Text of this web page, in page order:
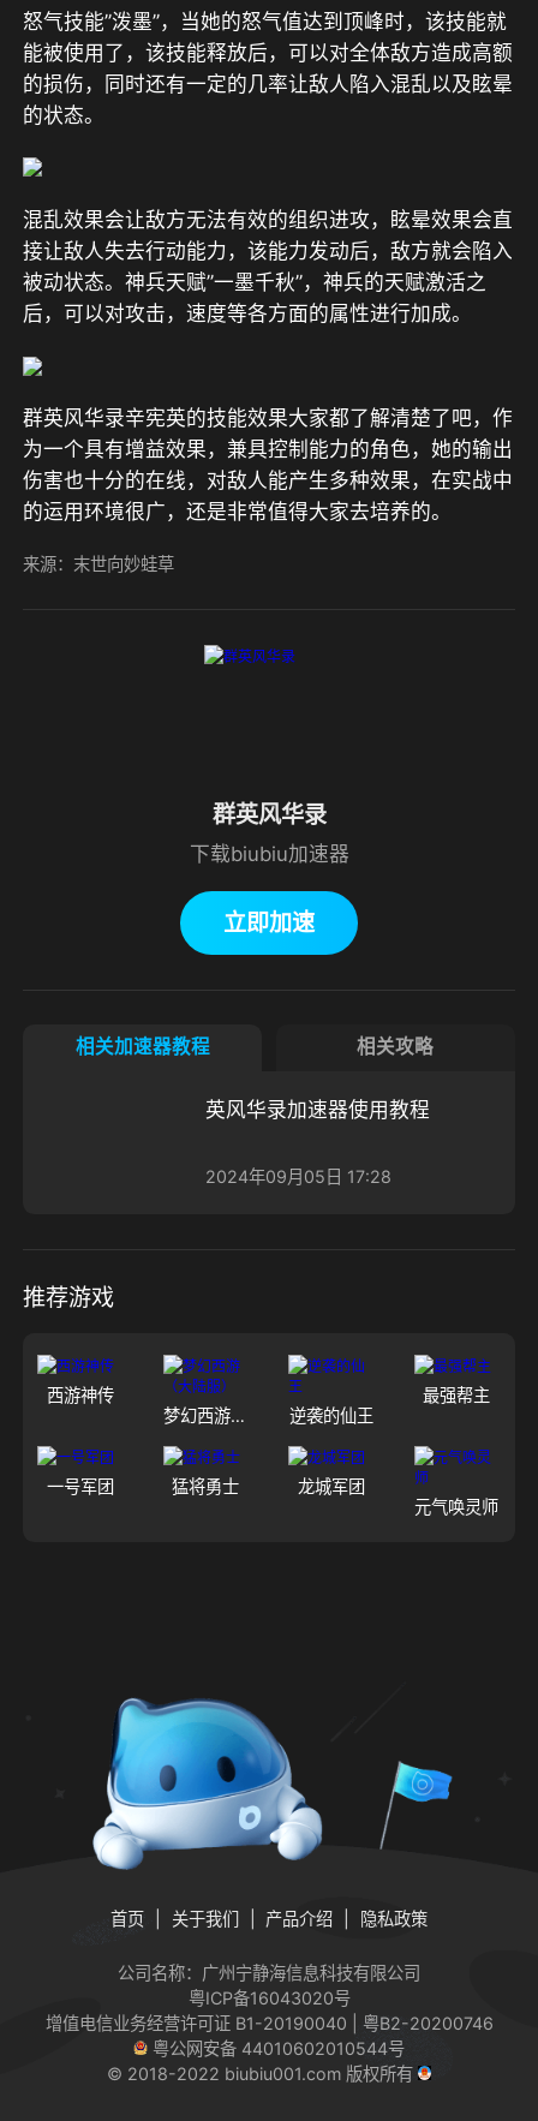
怒气技能”泼墨”，当她的怒气值达到顶峰时，该技能就
能被使用了，该技能释放后，可以对全体敌方造成高额
的损伤，同时还有一定的几率让敌人陷入混乱以及眩晕
的状态。
混乱效果会让敌方无法有效的组织进攻，眩晕效果会直
接让敌人失去行动能力，该能力发动后，敌方就会陷入
被动状态。神兵天赋”一墨千秋”，神兵的天赋激活之
后，可以对攻击，速度等各方面的属性进行加成。
群英风华录辛宪英的技能效果大家都了解清楚了吧，作
为一个具有增益效果，兼具控制能力的角色，她的输出
伤害也十分的在线，对敌人能产生多种效果，在实战中
的运用环境很广，还是非常值得大家去培养的。
来源：末世向妙蛙草
群英风华录
下载biubiu加速器
立即加速
相关加速器教程 相关攻略
英风华录加速器使用教程
2024年09月05日 17:28
推荐游戏
西游神传
梦幻西游（大陆服）
逆袭的仙王
最强帮主
一号军团 猛将勇士
龙城军团
元气唤灵师
首页 关于我们 产品介绍 隐私政策
公司名称：广州宁静海信息科技有限公司
粤ICP备16043020号
增值电信业务经营许可证 B1-20190040 | 粤B2-20200746
粤公网安备 44010602010544号
© 2018-2022 biubiu001.com 版权所有